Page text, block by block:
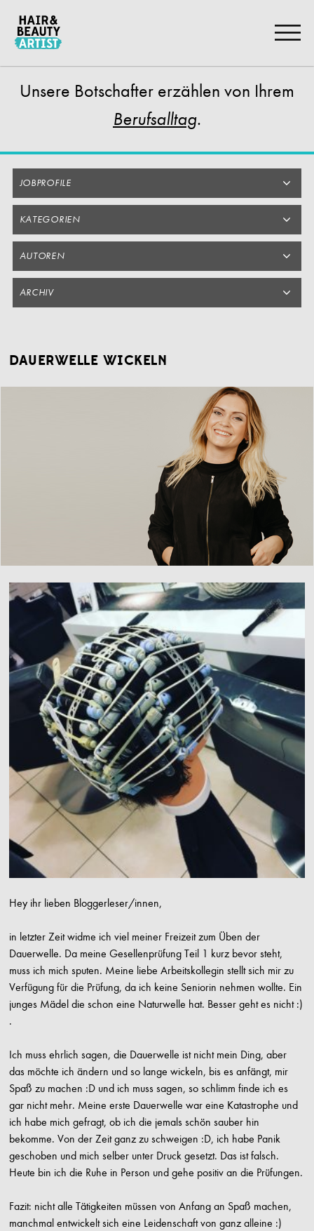
Artikel
Springen
Unsere Botschafter erzählen von Ihrem
Berufsalltag.
JOBPROFILE
KATEGORIEN
AUTOREN
ARCHIV
DAUERWELLE WICKELN
Hey ihr lieben Bloggerleser/innen,
in letzter Zeit widme ich viel meiner Freizeit zum Üben der
Dauerwelle. Da meine Gesellenprüfung Teil 1 kurz bevor steht,
muss ich mich sputen. Meine liebe Arbeitskollegin stellt sich mir zu
Verfügung für die Prüfung, da ich keine Seniorin nehmen wollte. Ein
junges Mädel die schon eine Naturwelle hat. Besser geht es nicht :)
.
Ich muss ehrlich sagen, die Dauerwelle ist nicht mein Ding, aber
das möchte ich ändern und so lange wickeln, bis es anfängt, mir
Spaß zu machen :D und ich muss sagen, so schlimm finde ich es
gar nicht mehr. Meine erste Dauerwelle war eine Katastrophe und
ich habe mich gefragt, ob ich die jemals schön sauber hin
bekomme. Von der Zeit ganz zu schweigen :D, ich habe Panik
geschoben und mich selber unter Druck gesetzt. Das ist falsch.
Heute bin ich die Ruhe in Person und gehe positiv an die Prüfungen.
Fazit: nicht alle Tätigkeiten müssen von Anfang an Spaß machen,
manchmal entwickelt sich eine Leidenschaft von ganz alleine :)